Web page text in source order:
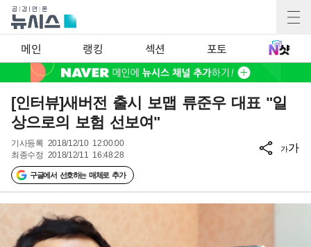
메인 랭킹 섹션 포토
[인터뷰]새버전 출시 보맵 류준우 대표 "일
상으로의 보험 선보여"
기사등록 2018/12/10 12:00:00
최종수정 2018/12/11 16:48:28
구글에서 선호하는 매체로 추가
가가